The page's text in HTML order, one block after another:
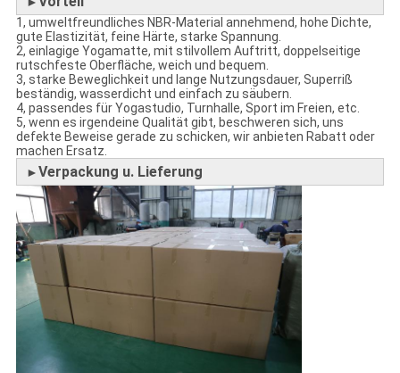
1, umweltfreundliches NBR-Material annehmend, hohe Dichte,
gute Elastizität, feine Härte, starke Spannung.
2, einlagige Yogamatte, mit stilvollem Auftritt, doppelseitige
rutschfeste Oberfläche, weich und bequem.
3, starke Beweglichkeit und lange Nutzungsdauer, Superriß
beständig, wasserdicht und einfach zu säubern.
4, passendes für Yogastudio, Turnhalle, Sport im Freien, etc.
5, wenn es irgendeine Qualität gibt, beschweren sich, uns
defekte Beweise gerade zu schicken, wir anbieten Rabatt oder
machen Ersatz.
►Verpackung u. Lieferung